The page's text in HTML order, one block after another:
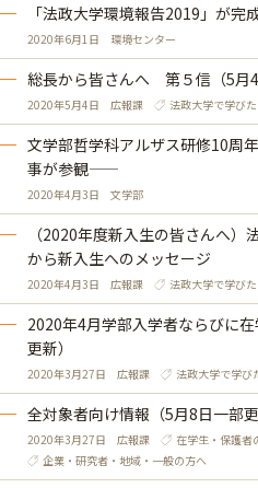
「法政大学環境報告2019」が完
2020年6月1日 環境センター
総長から皆さんへ 第５信（5
2020年5月4日 広報課 法政大学で学び
文学部哲学科アルザス研修10周年
事が参観――
2020年4月3日 文学部
（2020年度新入生の皆さんへ）
から新入生へのメッセージ
2020年4月3日 広報課 法政大学で学び
2020年4月学部入学者ならびに
更新）
2020年3月27日 広報課 法政大学で学び
全対象者向け情報（5月8日一部更
2020年3月27日 広報課 在学生・保護者
企業・研究者・地域・一般の方へ